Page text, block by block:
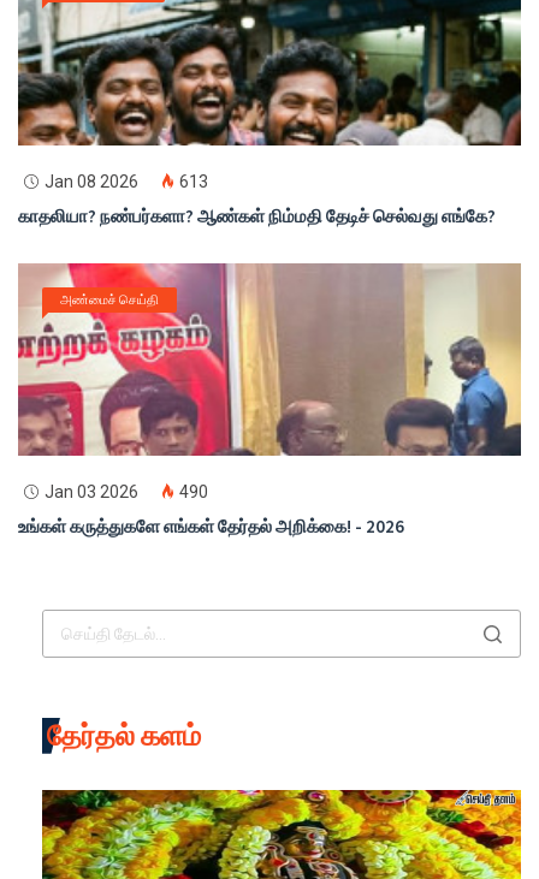
Jan 08 2026 613
காதலியா? நண்பர்களா? ஆண்கள் நிம்மதி தேடிச் செல்வது எங்கே?
அண்மைச் செய்தி
Jan 03 2026 490
உங்கள் கருத்துகளே எங்கள் தேர்தல் அறிக்கை! - 2026
தேர்தல் களம்